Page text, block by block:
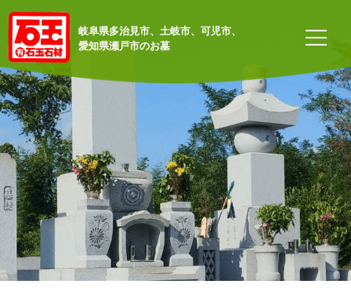
岐阜県多治見市、土岐市、可児市、
愛知県瀬戸市のお墓